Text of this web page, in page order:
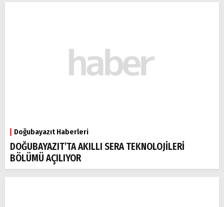
Doğubayazıt Haberleri
DOĞUBAYAZIT’TA AKILLI SERA TEKNOLOJİLERİ
BÖLÜMÜ AÇILIYOR